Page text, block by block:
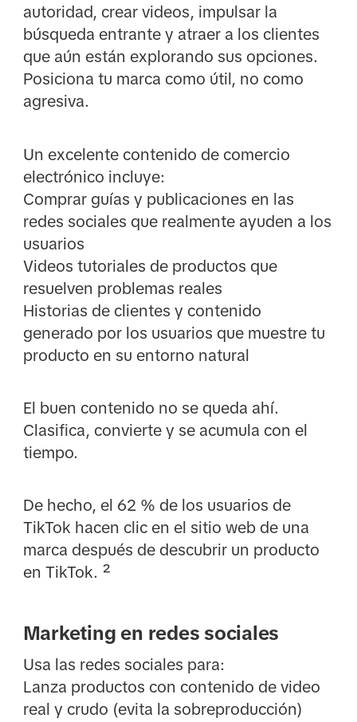
autoridad, crear videos, impulsar la
búsqueda entrante y atraer a los clientes
que aún están explorando sus opciones.
Posiciona tu marca como útil, no como
agresiva.
Un excelente contenido de comercio
electrónico incluye:
Comprar guías y publicaciones en las
redes sociales que realmente ayuden a los
usuarios
Videos tutoriales de productos que
resuelven problemas reales
Historias de clientes y contenido
generado por los usuarios que muestre tu
producto en su entorno natural
El buen contenido no se queda ahí.
Clasifica, convierte y se acumula con el
tiempo.
De hecho, el 62 % de los usuarios de
TikTok hacen clic en el sitio web de una
marca después de descubrir un producto
en TikTok. ²
Marketing en redes sociales
Usa las redes sociales para:
Lanza productos con contenido de video
real y crudo (evita la sobreproducción)